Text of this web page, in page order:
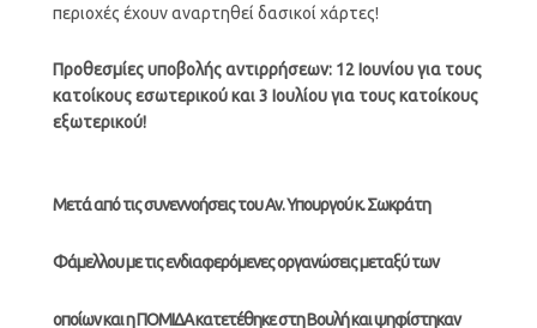
περιοχές έχουν αναρτηθεί δασικοί χάρτες!
Προθεσμίες υποβολής αντιρρήσεων: 12 Ιουνίου για τους
κατοίκους εσωτερικού και 3 Ιουλίου για τους κατοίκους
εξωτερικού!
Μετά από τις συνεννοήσεις του Αν. Υπουργού κ. Σωκράτη
Φάμελλου με τις ενδιαφερόμενες οργανώσεις μεταξύ των
οποίων και η ΠΟΜΙΔΑ κατετέθηκε στη Βουλή και ψηφίστηκαν